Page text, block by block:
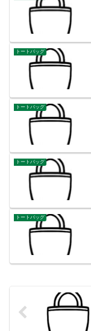
トートバッグ
トートバッグ
トートバッグ
トートバッグ